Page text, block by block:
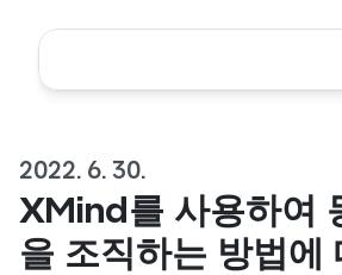
2022. 6. 30.
XMind를 사용하여
을 조직하는 방법에